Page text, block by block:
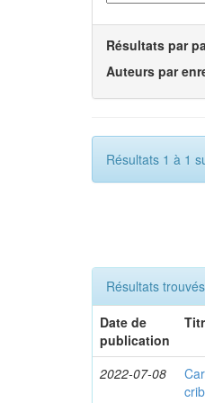
Résultats par
Auteurs par
Résultats 1 à 1
Résultats
Date de
publication
2022-07-08